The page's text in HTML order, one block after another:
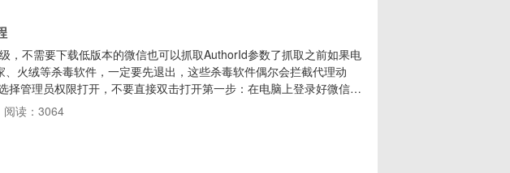
，不需要下载低版本的微信也可以抓取AuthorId参数了抓取之前如果电
火绒等杀毒软件，一定要先退出，这些杀毒软件偶尔会拦截代理动
择管理员权限打开，不要直接双击打开第一步：在电脑上登录好微信，
：然后软件上点击抓取按钮，提示你初始化成功，再打开小红书小程
程序不需要登录，能抓到参数就行抓取成功就可以搜索关键词或者加
阅读：3064